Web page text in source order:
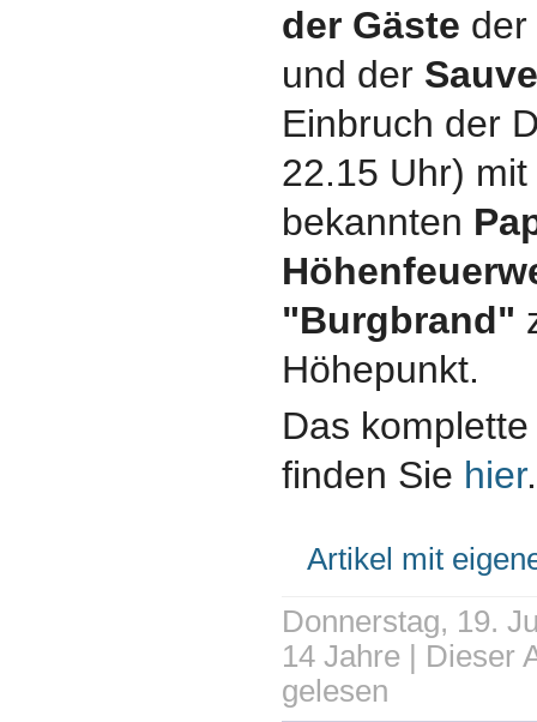
der Gäste der
und der
Einbruch der
22.15 Uhr)
bekannten
"Burgbrand"
Höhepunkt.
Das
finden Sie hier.
Artikel mit
Donnerstag, 19.
14 Jahre | Dieser
gelesen